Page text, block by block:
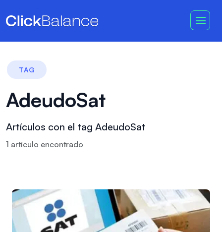
TAG
AdeudoSat
Artículos con el tag AdeudoSat
1 artículo encontrado